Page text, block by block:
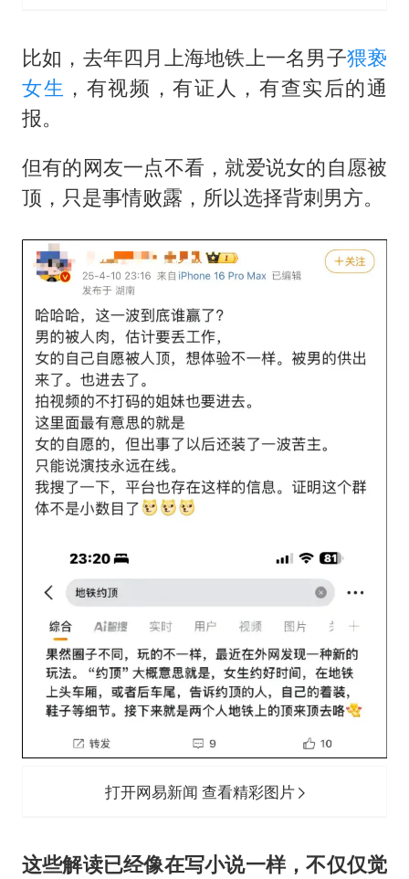
比如，去年四月上海地铁上一名男子猥亵
女生 ，有视频，有证人，有查实后的通
报。
但有的网友一点不看，就爱说女的自愿被
顶，只是事情败露，所以选择背刺男方。
打开网易新闻 查看精彩图片
这些解读已经像在写小说一样，不仅仅觉